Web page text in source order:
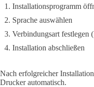
Installationsprogramm
Sprache auswählen
Verbindungsart
Installation abschließen
Nach erfolgreicher
Drucker automatisch.